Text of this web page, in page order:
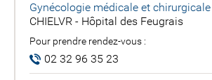
Gynécologie médicale et chirurgicale
CHIELVR - Hôpital des Feugrais
Pour prendre rendez-vous :
02 32 96 35 23